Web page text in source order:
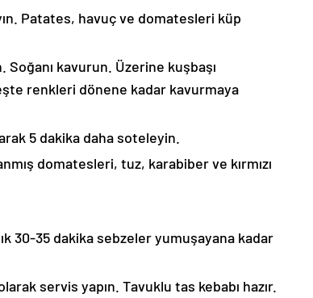
Patates, havuç ve domatesleri küp
Soğanı kavurun. Üzerine kuşbaşı
renkleri dönene kadar kavurmaya
5 dakika daha soteleyin.
domatesleri, tuz, karabiber ve kırmızı
30-35 dakika sebzeler yumuşayana kadar
servis yapın. Tavuklu tas kebabı hazır.